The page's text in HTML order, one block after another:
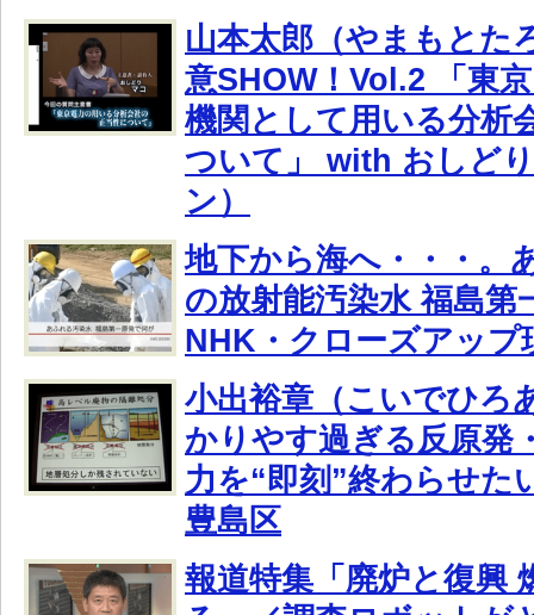
山本太郎（やまもとた
意SHOW！Vol.2 「東
機関として用いる分析
ついて」 with おしど
ン）
地下から海へ・・・。
の放射能汚染水 福島第
NHK・クローズアップ
小出裕章（こいでひろ
かりやす過ぎる反原発
力を“即刻”終わらせた
豊島区
報道特集「廃炉と復興